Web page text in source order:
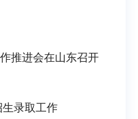
推进会在山东召开
录取工作